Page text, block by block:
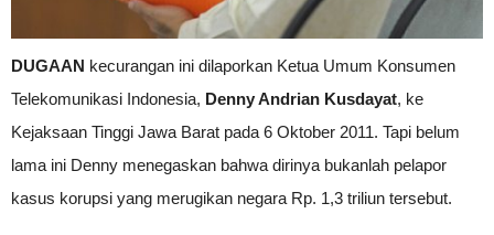
DUGAAN kecurangan ini dilaporkan Ketua Umum Konsumen
Telekomunikasi Indonesia, Denny Andrian Kusdayat, ke
Kejaksaan Tinggi Jawa Barat pada 6 Oktober 2011. Tapi belum
lama ini Denny menegaskan bahwa dirinya bukanlah pelapor
kasus korupsi yang merugikan negara Rp. 1,3 triliun tersebut.